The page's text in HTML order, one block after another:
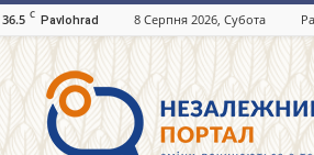
36.5 C Pavlohrad 8 Серпня 2026, Субота
Незалежний
портал
Павлоград.dp.ua